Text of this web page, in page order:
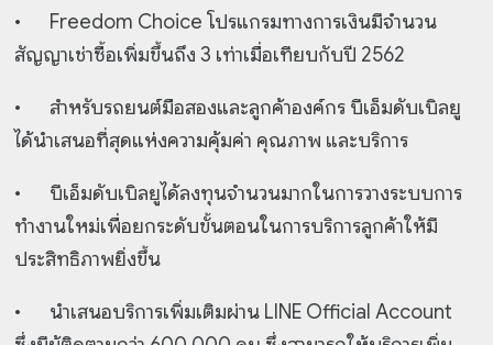
•
Freedom Choice โปรแกรมทางการเงินมีจำนวน
สัญญาเช่าซื้อเพิ่มขึ้นถึง 3 เท่าเมื่อเทียบกับปี 2562
•
สำหรับรถยนต์มือสองและลูกค้าองค์กร บีเอ็มดับเบิลยู
ได้นำเสนอที่สุดแห่งความคุ้มค่า คุณภาพ และบริการ
•
บีเอ็มดับเบิลยูได้ลงทุนจำนวนมากในการวางระบบการ
ทำงานใหม่เพื่อยกระดับขั้นตอนในการบริการลูกค้าให้มี
ประสิทธิภาพยิ่งขึ้น
•
นำเสนอบริการเพิ่มเติมผ่าน LINE Official Account